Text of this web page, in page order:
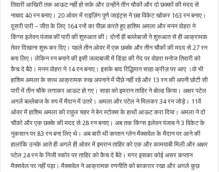
तिवारी आखिरी तक आऊट नहीं हो सके और उन्होंने तीन चौकों और दो छक्कों की मदद से
नाबाद 40 रन बनाए। 20 ओवर में राइज़िंग पुणे जाइंट्स ने छह विकेट खोकर 163 रन बनाए।
दूसरी पारी – जीत के लिए 164 रनों का पीछा करते हुए हाशिम अमला और मनन वोहरा ने
किंग्स इलेवन पंजाब की पारी की शुरुआत की। दोनों ही बल्लेबाजों ने शुरुआत से ही आक्रामक
तेवर दिखाना शुरू कर दिए। पहले तीन ओवर में एक छक्के और तीन चौकों की मदद से 27 रन
बना लिए। लेकिन रन बनाने की इसी जल्दबाजी में डिंडा की गेंद पर वोहरा मनोज तिवारी को
कैच दे बैठे। मनन वोहरा ने 14 रन बनाए। इसके बाद रिद्धिमान साहा क्रीज़ पर आए ।वो भी
हाशिम अमला के साथ आक्रामक रुख अपनाने में पीछे नहीं रहे और 13 रन की अपनी छोटी सी
पारी में तीन चौके लगाकर आऊट हो गए। साहा को इमरान ताहिर ने बोल्ड किया। अक्षर पटेल
अगले बल्लेबाज के रुप में मैदान में उतरे। अमला और पटेल ने मिलकर 34 रन जोड़े। 11वें
ओवर में हाशिम अमला को राहुल चहर ने बेन स्टोक्स के हाथों आऊट करा दिया। अमला ने दो
चौको और एक छक्के की मदद से 28 रन बनाए। अब तक किंग्स इलेवन पंजाब ने 3 विकेट के
नुकसान पर 83 रन बना लिए थे। अब बारी थी कप्तान ग्लेन मैक्सवेल के मैदान पर आने की
हालांकि उनके आते ही अगले ही ओवर में इमरान ताहिर को एक और कामयाबी मिली और अक्षर
पटेल 24 रन के निजी स्कोर पर ताहिर को कैच दे बैठे। मगर इसका कोई असर कप्तान
मैक्सवेल पर नहीं पड़ा। मैक्सवेल ने आक्रामक रणनीति को बरकरार रखा और अगले कुछ